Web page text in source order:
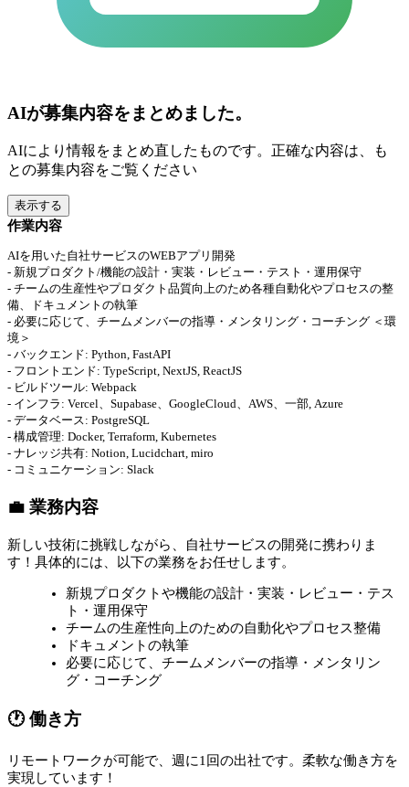
AIが募集内容をまとめました。
AIにより情報をまとめ直したものです。正確な内容は、も
との募集内容をご覧ください
表示する
作業内容
AIを用いた自社サービスのWEBアプリ開発
- 新規プロダクト/機能の設計・実装・レビュー・テスト・運用保守
- チームの生産性やプロダクト品質向上のため各種自動化やプロセスの整
備、ドキュメントの執筆
- 必要に応じて、チームメンバーの指導・メンタリング・コーチング ＜環
境＞
- バックエンド: Python, FastAPI
- フロントエンド: TypeScript, NextJS, ReactJS
- ビルドツール: Webpack
- インフラ: Vercel、Supabase、GoogleCloud、AWS、一部, Azure
- データベース: PostgreSQL
- 構成管理: Docker, Terraform, Kubernetes
- ナレッジ共有: Notion, Lucidchart, miro
- コミュニケーション: Slack
💼 業務内容
新しい技術に挑戦しながら、自社サービスの開発に携わりま
す！具体的には、以下の業務をお任せします。
新規プロダクトや機能の設計・実装・レビュー・テス
ト・運用保守
チームの生産性向上のための自動化やプロセス整備
ドキュメントの執筆
必要に応じて、チームメンバーの指導・メンタリン
グ・コーチング
🕐 働き方
リモートワークが可能で、週に1回の出社です。柔軟な働き方を
実現しています！